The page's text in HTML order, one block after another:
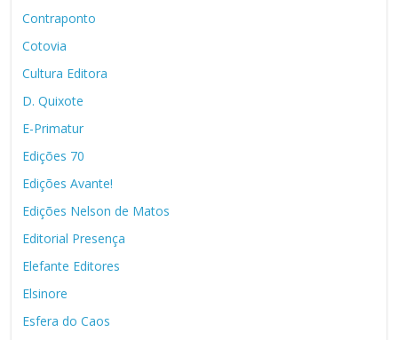
Contraponto
Cotovia
Cultura Editora
D. Quixote
E-Primatur
Edições 70
Edições Avante!
Edições Nelson de Matos
Editorial Presença
Elefante Editores
Elsinore
Esfera do Caos